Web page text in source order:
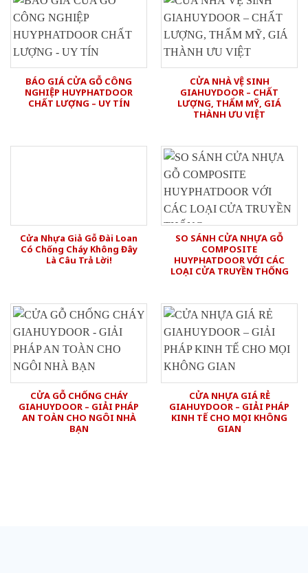
BÁO GIÁ CỬA GỖ CÔNG
NGHIỆP HUYPHATDOOR
CHẤT LƯỢNG – UY TÍN
CỬA NHÀ VỆ SINH
GIAHUYDOOR – CHẤT
LƯỢNG, THẨM MỸ, GIÁ
THÀNH ƯU VIỆT
Cửa Nhựa Giả Gỗ Đài Loan
Có Chống Cháy Không Đây
Là Câu Trả Lời!
SO SÁNH CỬA NHỰA GỖ
COMPOSITE
HUYPHATDOOR VỚI CÁC
LOẠI CỬA TRUYỀN THỐNG
CỬA GỖ CHỐNG CHÁY
GIAHUYDOOR – GIẢI PHÁP
AN TOÀN CHO NGÔI NHÀ
BẠN
CỬA NHỰA GIÁ RẺ
GIAHUYDOOR – GIẢI PHÁP
KINH TẾ CHO MỌI KHÔNG
GIAN